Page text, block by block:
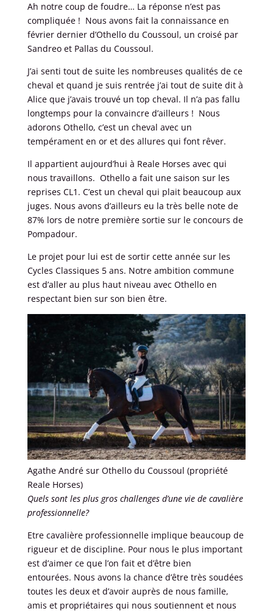
Ah notre coup de foudre… La réponse n’est pas
compliquée ! Nous avons fait la connaissance en
février dernier d’Othello du Coussoul, un croisé par
Sandreo et Pallas du Coussoul.
J’ai senti tout de suite les nombreuses qualités de ce
cheval et quand je suis rentrée j’ai tout de suite dit à
Alice que j’avais trouvé un top cheval. Il n’a pas fallu
longtemps pour la convaincre d’ailleurs ! Nous
adorons Othello, c’est un cheval avec un
tempérament en or et des allures qui font rêver.
Il appartient aujourd’hui à Reale Horses avec qui
nous travaillons. Othello a fait une saison sur les
reprises CL1. C’est un cheval qui plait beaucoup aux
juges. Nous avons d’ailleurs eu la très belle note de
87% lors de notre première sortie sur le concours de
Pompadour.
Le projet pour lui est de sortir cette année sur les
Cycles Classiques 5 ans. Notre ambition commune
est d’aller au plus haut niveau avec Othello en
respectant bien sur son bien être.
Agathe André sur Othello du Coussoul (propriété
Reale Horses)
Quels sont les plus gros challenges d’une vie de cavalière
professionnelle?
Etre cavalière professionnelle implique beaucoup de
rigueur et de discipline. Pour nous le plus important
est d’aimer ce que l’on fait et d’être bien
entourées. Nous avons la chance d’être très soudées
toutes les deux et d’avoir auprès de nous famille,
amis et propriétaires qui nous soutiennent et nous